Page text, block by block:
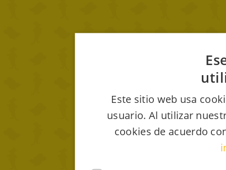
Este sitio web usa
usuario. Al utilizar
cookies de acuerdo